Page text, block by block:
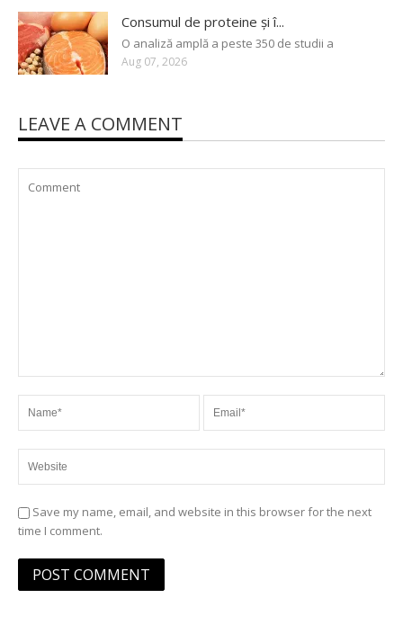
Consumul de proteine și î...
O analiză amplă a peste 350 de studii a
Aug 07, 2026
LEAVE A COMMENT
Save my name, email, and website in this browser for the next
time I comment.